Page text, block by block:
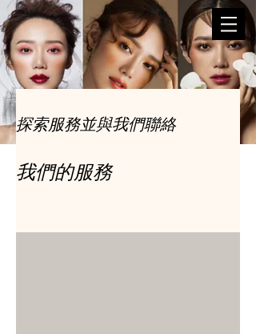
探索服務並與我們聯絡
我們的服務